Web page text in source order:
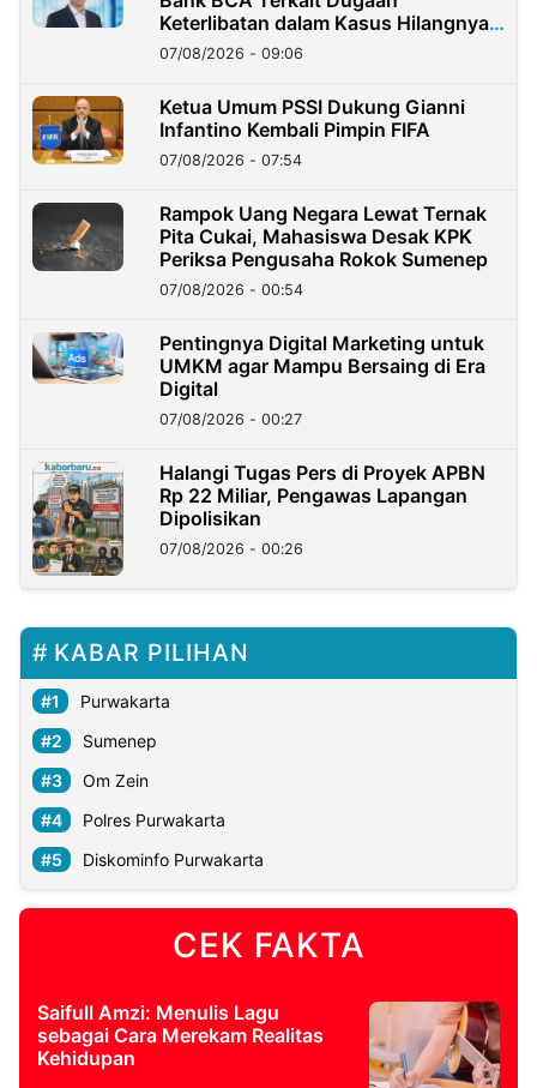
Keterlibatan dalam Kasus Hilangnya
Dana Nasabah Rp2,58 Miliar
07/08/2026 - 09:06
Ketua Umum PSSI Dukung Gianni
Infantino Kembali Pimpin FIFA
07/08/2026 - 07:54
Rampok Uang Negara Lewat Ternak
Pita Cukai, Mahasiswa Desak KPK
Periksa Pengusaha Rokok Sumenep
07/08/2026 - 00:54
Pentingnya Digital Marketing untuk
UMKM agar Mampu Bersaing di Era
Digital
07/08/2026 - 00:27
Halangi Tugas Pers di Proyek APBN
Rp 22 Miliar, Pengawas Lapangan
Dipolisikan
07/08/2026 - 00:26
KABAR PILIHAN
Purwakarta
Sumenep
Om Zein
Polres Purwakarta
Diskominfo Purwakarta
CEK FAKTA
Saifull Amzi: Menulis Lagu
sebagai Cara Merekam Realitas
Kehidupan